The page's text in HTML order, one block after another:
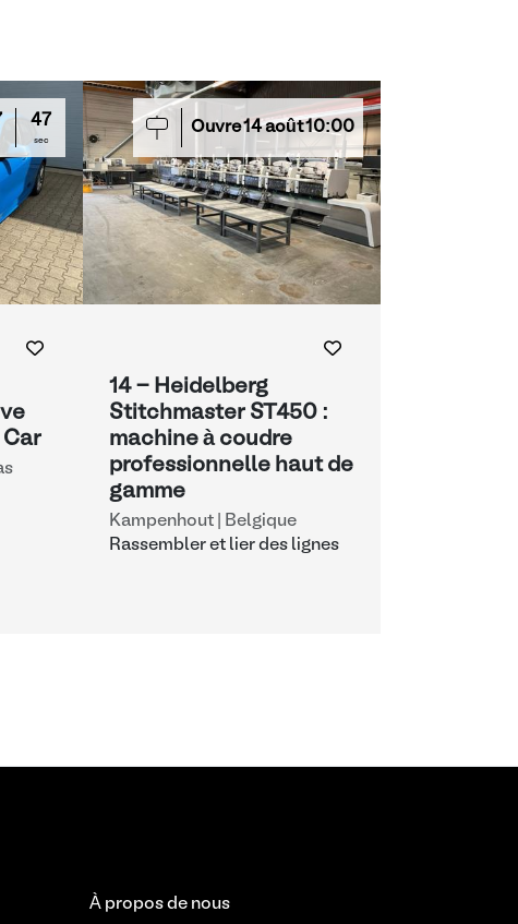
47
sec
Car
Ouvre14 août10:00
14 - Heidelberg
Stitchmaster ST450 :
machine à coudre
professionnelle haut de
gamme
Kampenhout | Belgique
Rassembler et lier des lignes
À propos de nous